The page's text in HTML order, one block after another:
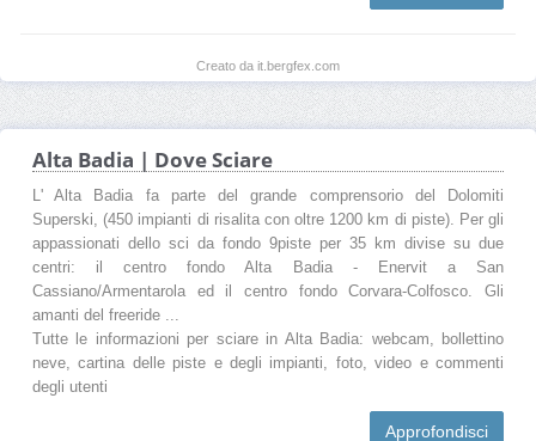
Creato da it.bergfex.com
Alta Badia | Dove Sciare
L' Alta Badia fa parte del grande comprensorio del Dolomiti
Superski, (450 impianti di risalita con oltre 1200 km di piste). Per gli
appassionati dello sci da fondo 9piste per 35 km divise su due
centri: il centro fondo Alta Badia - Enervit a San
Cassiano/Armentarola ed il centro fondo Corvara-Colfosco. Gli
amanti del freeride ...
Tutte le informazioni per sciare in Alta Badia: webcam, bollettino
neve, cartina delle piste e degli impianti, foto, video e commenti
degli utenti
Approfondisci